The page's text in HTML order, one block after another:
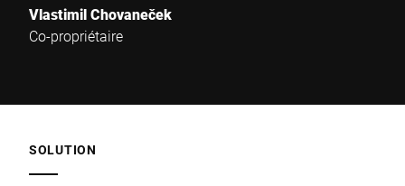
Vlastimil Chovaneček
Co-propriétaire
SOLUTION